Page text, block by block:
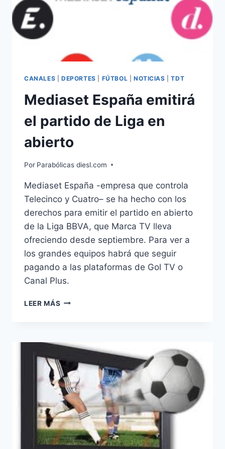
CANALES DEPORTES FÚTBOL NOTICIAS |TDT
Mediaset España emitirá
el partido de Liga en
abierto
Por Parabólicas diesl.com
Mediaset España -empresa que controla
Telecinco y Cuatro– se ha hecho con los
derechos para emitir el partido en abierto
de la Liga BBVA, que Marca TV lleva
ofreciendo desde septiembre. Para ver a
los grandes equipos habrá que seguir
pagando a las plataformas de Gol TV o
Canal Plus.
LEER MÁS MEDIASET
PARTIDO
LIGA
EN
ABIERTO